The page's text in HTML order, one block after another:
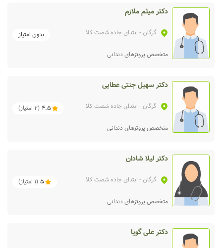
دکتر میثم ملازم
گرگان- ابتدای جاده شصت کلا بدون امتیاز
متخصص پروتزهای دندانی
دکتر سهیل جنتی عطایی
گرگان- ابتدای جاده شصت کلا 4.5
(
2 امتیاز)
متخصص پروتزهای دندانی
دکتر لیلا شادان
گرگان- ابتدای جاده شصت کلا 5
(
1 امتیاز)
متخصص پروتزهای دندانی
دکتر علی گویا